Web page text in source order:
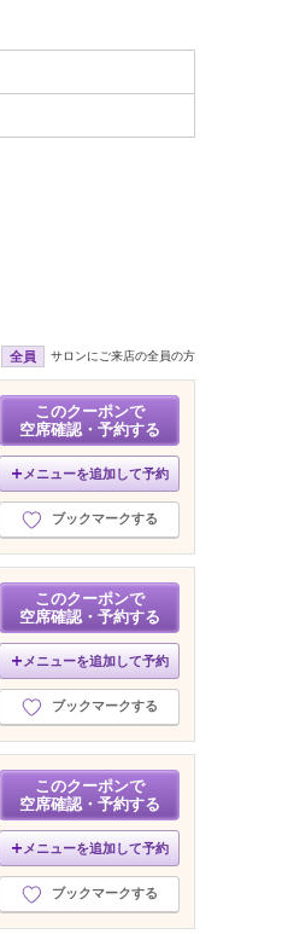
全員 サロンにご来店の全員の方
このクーポンで
空席確認・予約する
メニューを追加して予約
ブックマークする
このクーポンで
空席確認・予約する
メニューを追加して予約
ブックマークする
このクーポンで
空席確認・予約する
メニューを追加して予約
ブックマークする